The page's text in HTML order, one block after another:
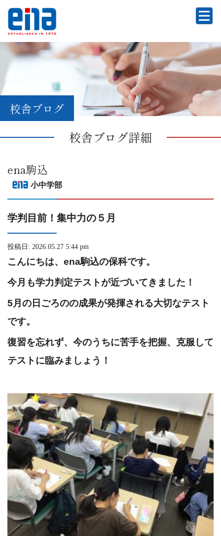
校舎ブログ
校舎ブログ詳細
ena駒込
小中学部
学判目前！集中力の５月
投稿日: 2026.05.27 5:44 pm
こんにちは、ena駒込の保科です。
今月も学力判定テストが近づいてきました！
5月の日ごろのの成果が発揮される大切なテスト
です。
復習を忘れず、今のうちに苦手を把握、克服して
テストに臨みましょう！